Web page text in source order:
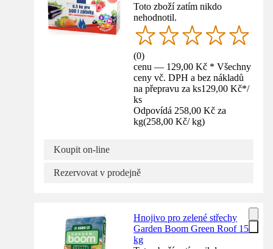
Toto zboží zatím nikdo
nehodnotil.
(0)
cenu — 129,00 Kč * Všechny
ceny vč. DPH a bez nákladů
na přepravu za ks129,00 Kč*/
ks
Odpovídá 258,00 Kč za
kg(258,00 Kč/ kg)
Koupit on-line
Rezervovat v prodejně
Hnojivo pro zelené střechy
Garden Boom Green Roof 15
kg